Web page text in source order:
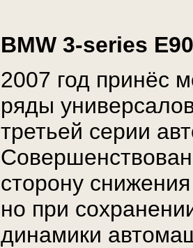
BMW 3-series E90
2007 год принёс
ряды
третьей серии
сторону
но при
динамики